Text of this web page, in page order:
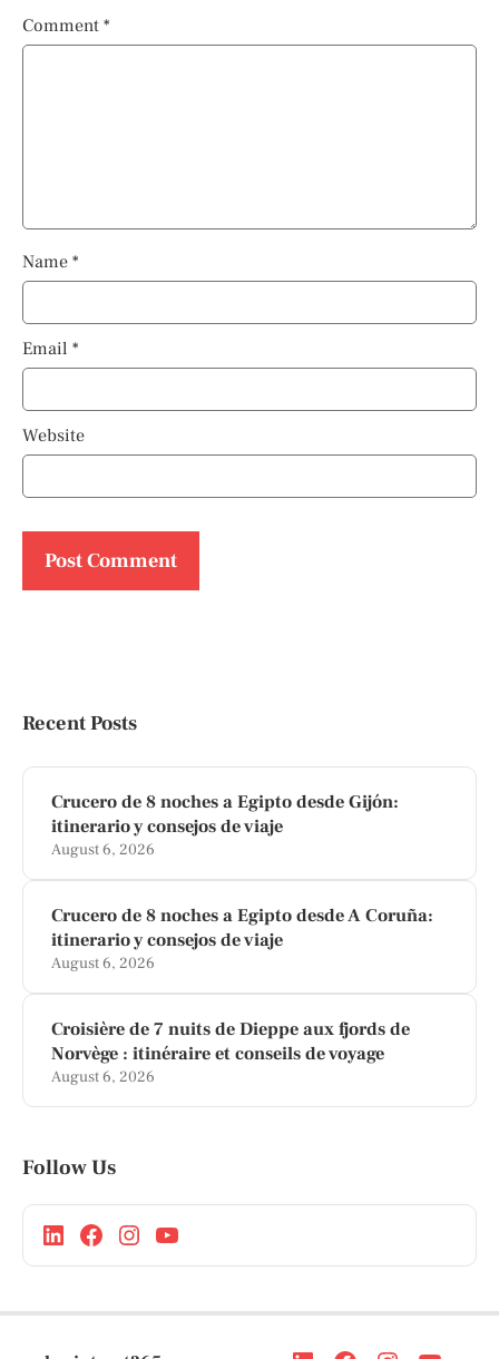
Comment *
Name *
Email *
Website
Recent Posts
Crucero de 8 noches a Egipto desde Gijón:
itinerario y consejos de viaje
August 6, 2026
Crucero de 8 noches a Egipto desde A Coruña:
itinerario y consejos de viaje
August 6, 2026
Croisière de 7 nuits de Dieppe aux fjords de
Norvège : itinéraire et conseils de voyage
August 6, 2026
Follow Us